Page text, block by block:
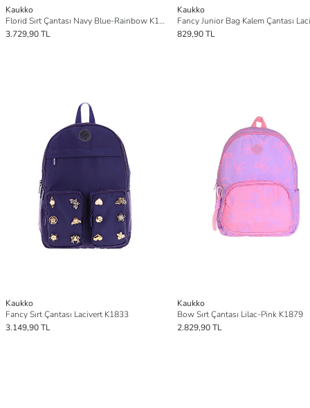
Kaukko
Florid Sırt Çantası Navy Blue-Rainbow K1863
3.729,90 TL
Kaukko
829,90 TL
Kaukko
Fancy Sırt Çantası Lacivert K1833
3.149,90 TL
Kaukko
Bow Sırt Çantası Lilac-Pink K1879
2.829,90 TL